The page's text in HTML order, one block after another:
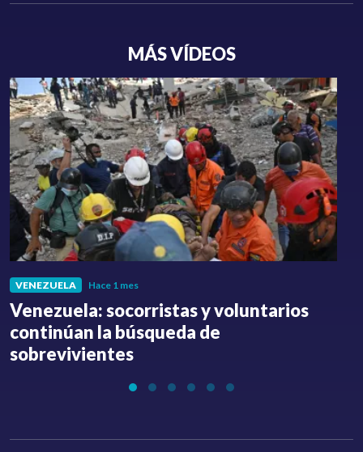
MÁS VÍDEOS
VENEZUELA Hace 1 mes
Venezuela: socorristas y voluntarios
continúan la búsqueda de
sobrevivientes